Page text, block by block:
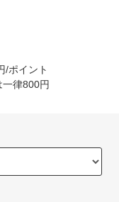
/ポイント
律800円